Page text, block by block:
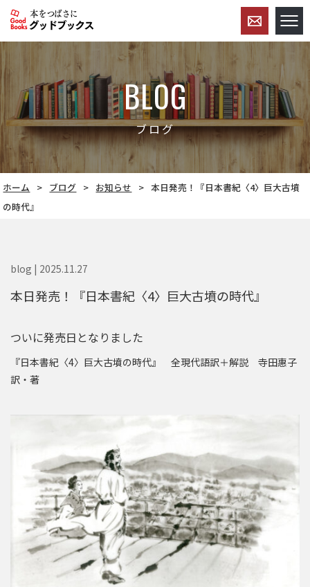
BLOG
ブログ
ホーム ブログ お知らせ
本日発売！『日本書紀〈4〉巨大古墳
の時代』
blog | 2025.11.27
本日発売！『日本書紀〈4〉巨大古墳の時代』
ついに発売日となりました
『日本書紀〈4〉巨大古墳の時代』 全現代語訳＋解説 寺田惠子
訳・著